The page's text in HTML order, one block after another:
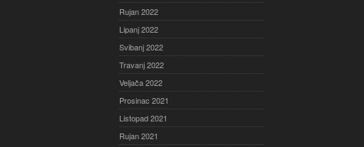
Rujan 2022
Lipanj 2022
Svibanj 2022
Travanj 2022
Veljača 2022
Prosinac 2021
Listopad 2021
Rujan 2021